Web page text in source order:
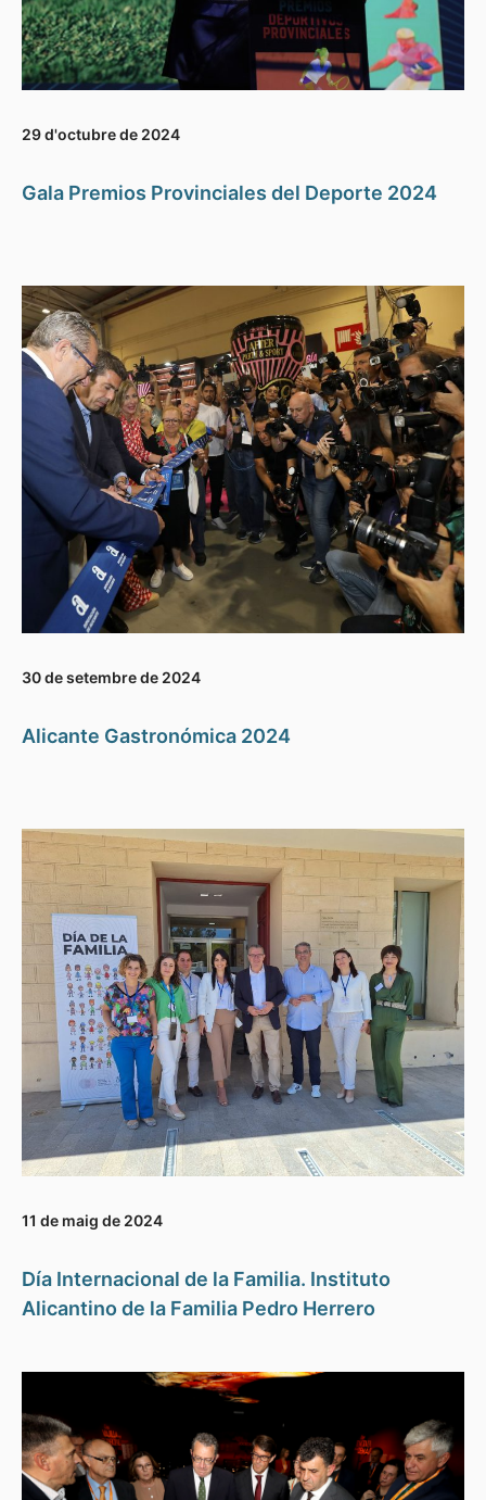
29 d'octubre de 2024
Gala Premios Provinciales del Deporte 2024
30 de setembre de 2024
Alicante Gastronómica 2024
11 de maig de 2024
Día Internacional de la Familia. Instituto
Alicantino de la Familia Pedro Herrero